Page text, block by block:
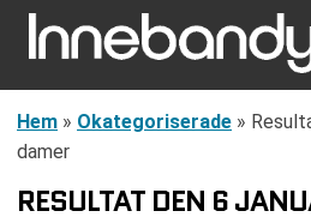
Hem » Okategoriserade »
damer
RESULTAT DEN 6